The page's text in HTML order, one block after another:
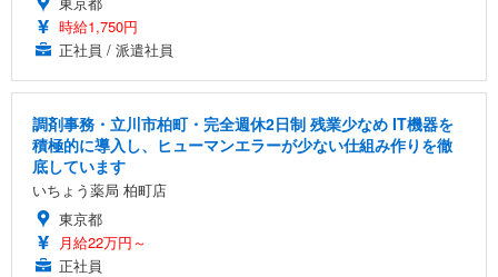
時給1,750円
正社員 / 派遣社員
調剤事務・立川市柏町・完全週休2日制 残業少なめ IT機器を
積極的に導入し、ヒューマンエラーが少ない仕組み作りを徹
底しています
いちょう薬局 柏町店
東京都
月給22万円～
正社員